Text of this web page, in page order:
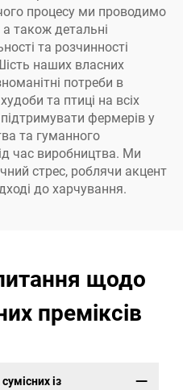
процесу ми проводимо
а також детальні
та розчинності
наших власних
потреби в
та птиці на всіх
фермерів у
та гуманного
час виробництва. Ми
стрес, роблячи акцент
до харчування.
щодо
преміксів
із